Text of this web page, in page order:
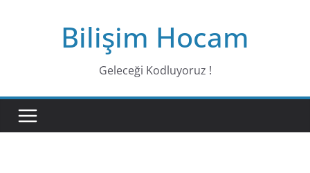
Bilişim Hocam
Geleceği Kodluyoruz !